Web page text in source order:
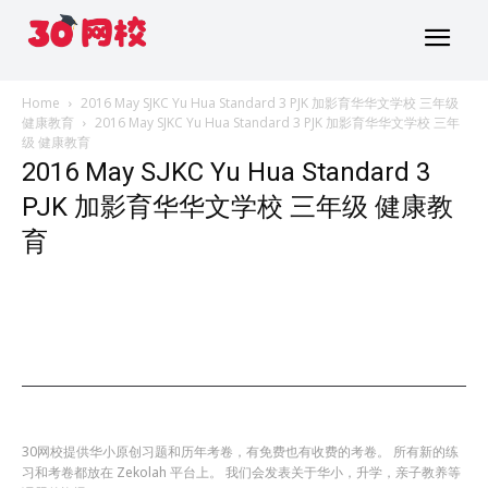
Home
2016 May SJKC Yu Hua Standard 3 PJK 加影育华华文学校 三年级
健康教育
2016 May SJKC Yu Hua Standard 3 PJK 加影育华华文学校 三年
级 健康教育
2016 May SJKC Yu Hua Standard 3
PJK 加影育华华文学校 三年级 健康教
育
30网校提供华小原创习题和历年考卷，有免费也有收费的考卷。 所有新的练
习和考卷都放在 Zekolah 平台上。 我们会发表关于华小，升学，亲子教养等